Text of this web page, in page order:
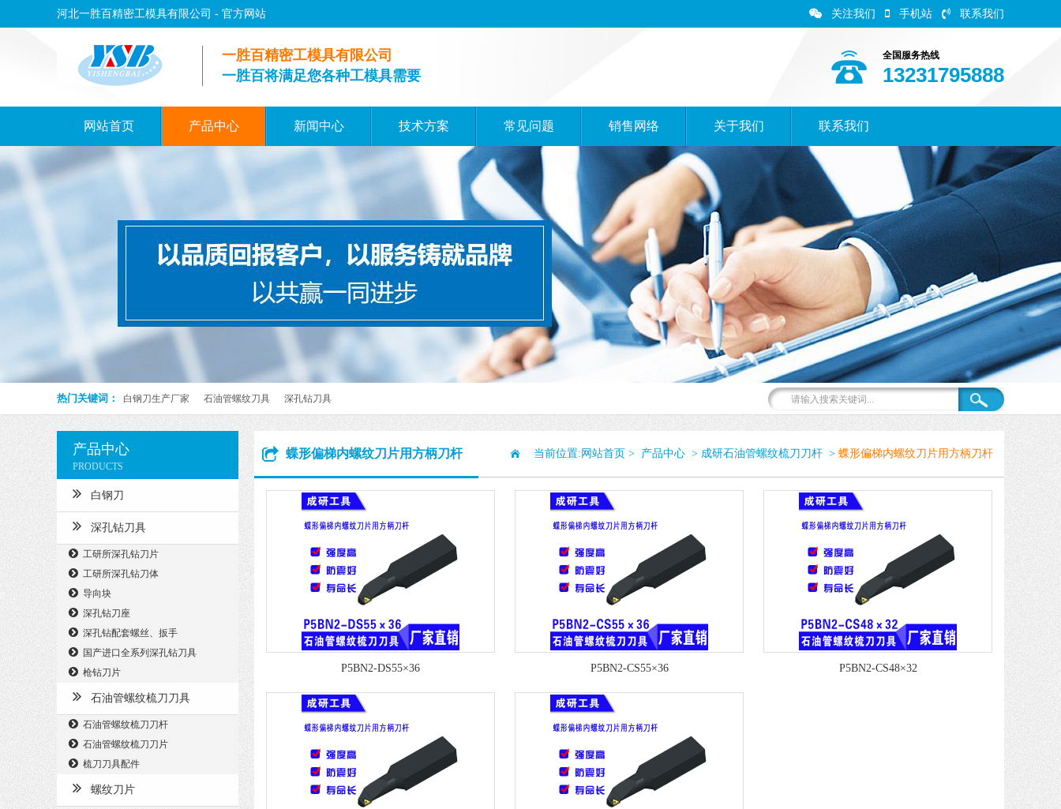
河北一胜百精密工模具有限公司 - 官方网站 关注我们 手机站 联系我们
全国服务热线
13231795888
一胜百精密工模具有限公司
一胜百将满足您各种工模具需要
网站首页 产品中心 新闻中心 技术方案 常见问题 销售网络 关于我们 联系我们
热门关键词： 白钢刀生产厂家 石油管螺纹刀具 深孔钻刀具
产品中心
PRODUCTS
白钢刀
深孔钻刀具
工研所深孔钻刀片
工研所深孔钻刀体
导向块
深孔钻刀座
深孔钻配套螺丝、扳手
国产进口全系列深孔钻刀具
枪钻刀片
石油管螺纹梳刀刀具
石油管螺纹梳刀刀杆
石油管螺纹梳刀刀片
梳刀刀具配件
螺纹刀片
蝶形偏梯内螺纹刀片用方柄刀杆 当前位置: 网站首页 > 产品中心 > 成研石油管螺纹梳刀刀杆 > 蝶形偏梯内螺纹刀片用方柄刀杆
P5BN2-DS55×36 P5BN2-CS55×36 P5BN2-CS48×32